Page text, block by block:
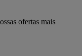
ofertas mais